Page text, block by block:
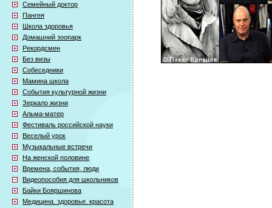
Семейный доктор
Пангея
Школа здоровья
Домашний зоопарк
Рекордсмен
Без визы
Собеседники
Мамина школа
События культурной жизни
Зеркало жизни
Альма-матер
Фестиваль российской науки
Веселый урок
Музыкальные встречи
На женской половине
Времена, события, люди
Видеопособия для школьников
Байки Бояршинова
Медицина. здоровье. красота